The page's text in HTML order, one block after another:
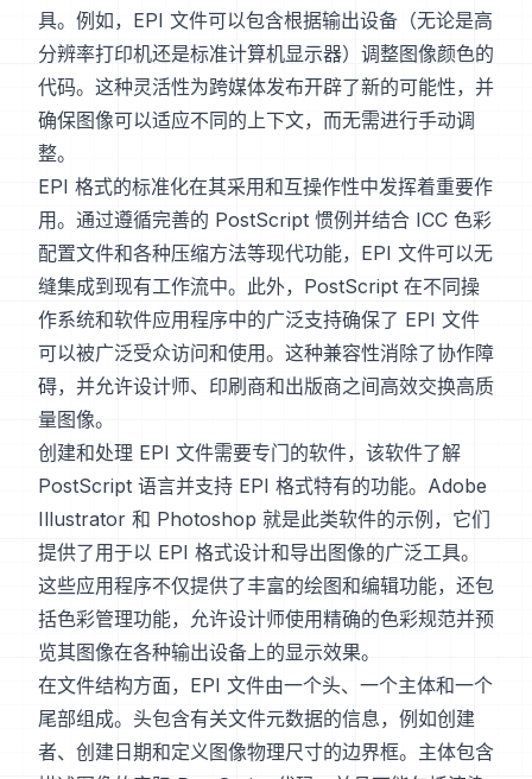
具。例如，EPI 文件可以包含根据输出设备（无论是高
分辨率打印机还是标准计算机显示器）调整图像颜色的
代码。这种灵活性为跨媒体发布开辟了新的可能性，并
确保图像可以适应不同的上下文，而无需进行手动调
整。
EPI 格式的标准化在其采用和互操作性中发挥着重要作
用。通过遵循完善的 PostScript 惯例并结合 ICC 色彩
配置文件和各种压缩方法等现代功能，EPI 文件可以无
缝集成到现有工作流中。此外，PostScript 在不同操
作系统和软件应用程序中的广泛支持确保了 EPI 文件
可以被广泛受众访问和使用。这种兼容性消除了协作障
碍，并允许设计师、印刷商和出版商之间高效交换高质
量图像。
创建和处理 EPI 文件需要专门的软件，该软件了解
PostScript 语言并支持 EPI 格式特有的功能。Adobe
Illustrator 和 Photoshop 就是此类软件的示例，它们
提供了用于以 EPI 格式设计和导出图像的广泛工具。
这些应用程序不仅提供了丰富的绘图和编辑功能，还包
括色彩管理功能，允许设计师使用精确的色彩规范并预
览其图像在各种输出设备上的显示效果。
在文件结构方面，EPI 文件由一个头、一个主体和一个
尾部组成。头包含有关文件元数据的信息，例如创建
者、创建日期和定义图像物理尺寸的边界框。主体包含